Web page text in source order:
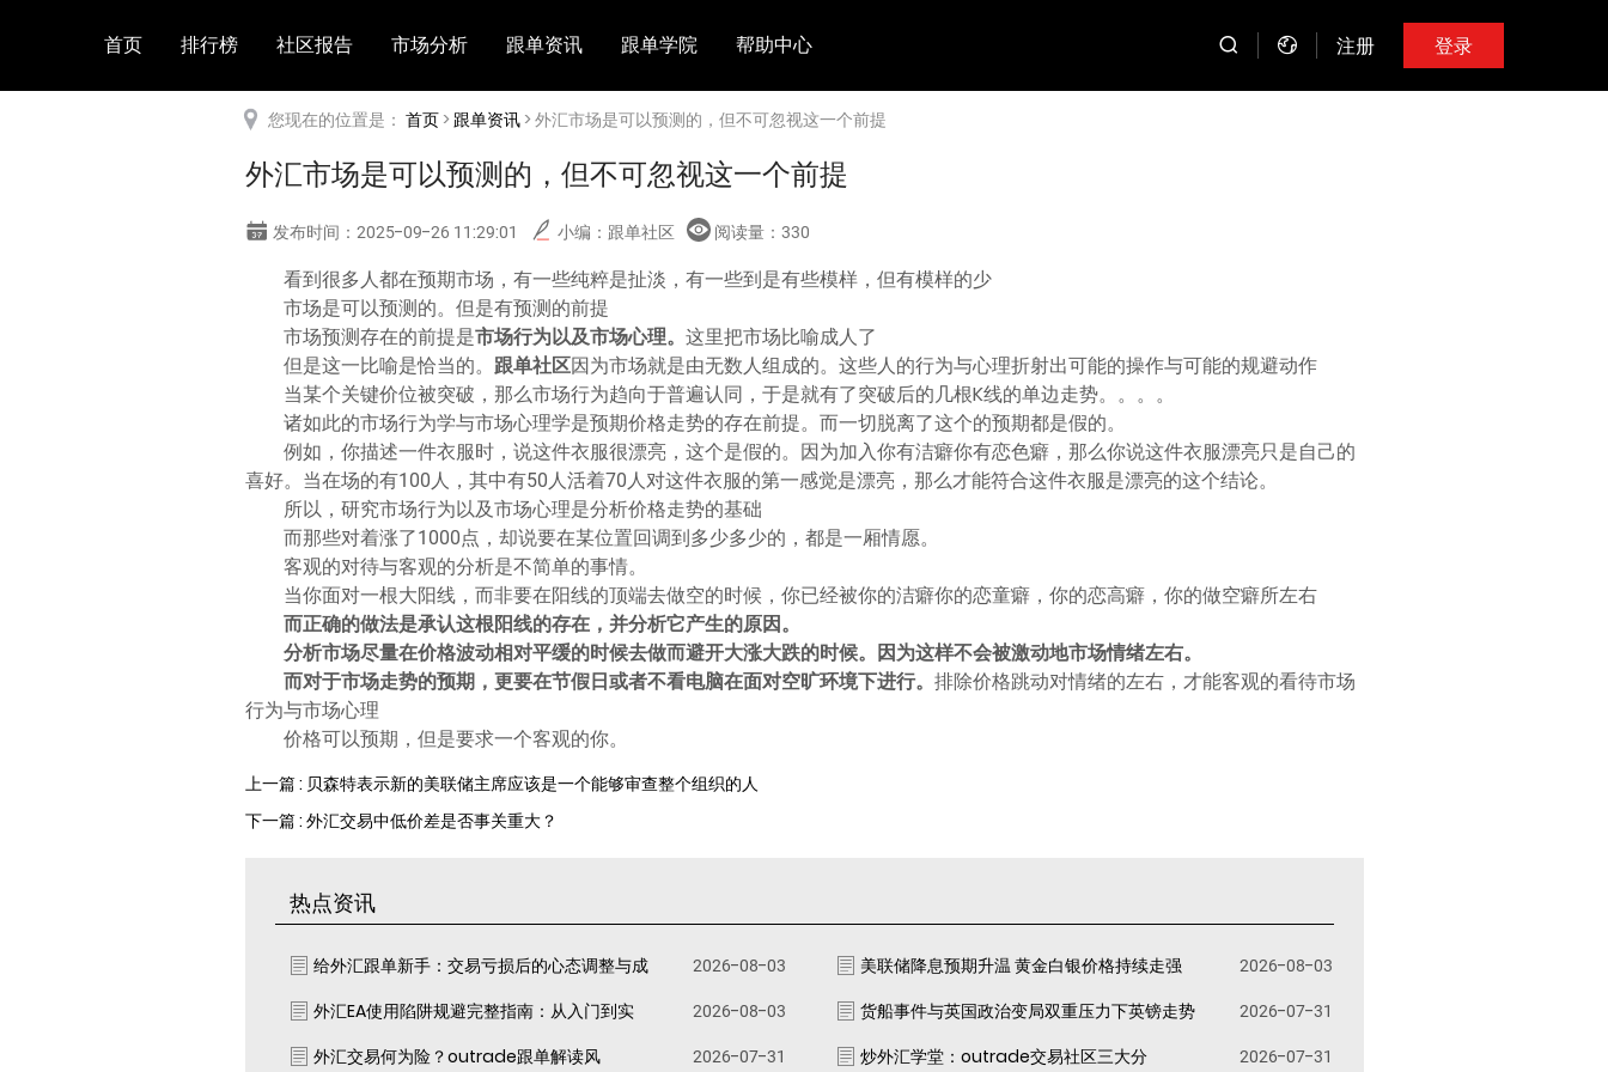
首页 排行榜 社区报告 市场分析 跟单资讯 跟单学院 帮助中心 注册 登录
您现在的位置是： 首页>跟单资讯> 外汇市场是可以预测的，但不可忽视这一个前提
外汇市场是可以预测的，但不可忽视这一个前提
发布时间：2025-09-26 11:29:01 小编：跟单社区 阅读量： 330
看到很多人都在预期市场，有一些纯粹是扯淡，有一些到是有些模样，但有模样的少
市场是可以预测的。但是有预测的前提
市场预测存在的前提是市场行为以及市场心理。 这里把市场比喻成人了
但是这一比喻是恰当的。 跟单社区因为市场就是由无数人组成的。这些人的行为与心理折射出可能的操作与可能的规避动作
当某个关键价位被突破，那么市场行为趋向于普遍认同，于是就有了突破后的几根K线的单边走势。。。。
诸如此的市场行为学与市场心理学是预期价格走势的存在前提。而一切脱离了这个的预期都是假的。
例如，你描述一件衣服时，说这件衣服很漂亮，这个是假的。因为加入你有洁癖你有恋色癖，那么你说这件衣服漂亮只是自己的
喜好。当在场的有100人，其中有50人活着70人对这件衣服的第一感觉是漂亮，那么才能符合这件衣服是漂亮的这个结论。
所以，研究市场行为以及市场心理是分析价格走势的基础
而那些对着涨了1000点，却说要在某位置回调到多少多少的，都是一厢情愿。
客观的对待与客观的分析是不简单的事情。
当你面对一根大阳线，而非要在阳线的顶端去做空的时候，你已经被你的洁癖你的恋童癖，你的恋高癖，你的做空癖所左右
而正确的做法是承认这根阳线的存在，并分析它产生的原因。
分析市场尽量在价格波动相对平缓的时候去做而避开大涨大跌的时候。因为这样不会被激动地市场情绪左右。
而对于市场走势的预期，更要在节假日或者不看电脑在面对空旷环境下进行。 排除价格跳动对情绪的左右，才能客观的看待市场
行为与市场心理
价格可以预期，但是要求一个客观的你。
上一篇 : 贝森特表示新的美联储主席应该是一个能够审查整个组织的人
下一篇 : 外汇交易中低价差是否事关重大？
热点资讯
给外汇跟单新手：交易亏损后的心态调整与成 2026-08-03 美联储降息预期升温 黄金白银价格持续走强
2026-08-03
外汇EA使用陷阱规避完整指南：从入门到实
2026-08-03 货船事件与英国政治变局双重压力下英镑走势
2026-07-31
外汇交易何为险？outrade跟单解读风
2026-07-31 炒外汇学堂：outrade交易社区三大分 2026-07-31